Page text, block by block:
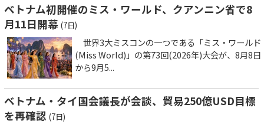
ベトナム初開催のミス・ワールド、クアンニン省で8
月11日開幕 (7日)
世界3大ミスコンの一つである「ミス・ワールド
(Miss World)」の第73回(2026年)大会が、8月8日
から9月5...
ベトナム・タイ国会議長が会談、貿易250億USD目標
を再確認 (7日)